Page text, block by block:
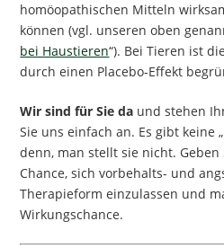
homöopathischen Mitteln
können (vgl. unseren oben
bei Haustieren“). Bei Tieren ist
durch einen Placebo-Effekt
Wir sind für Sie da und stehen
Sie uns einfach an. Es gibt keine
denn, man stellt sie nicht.
Chance, sich vorbehalts- und
Therapieform einzulassen und
Wirkungschance.